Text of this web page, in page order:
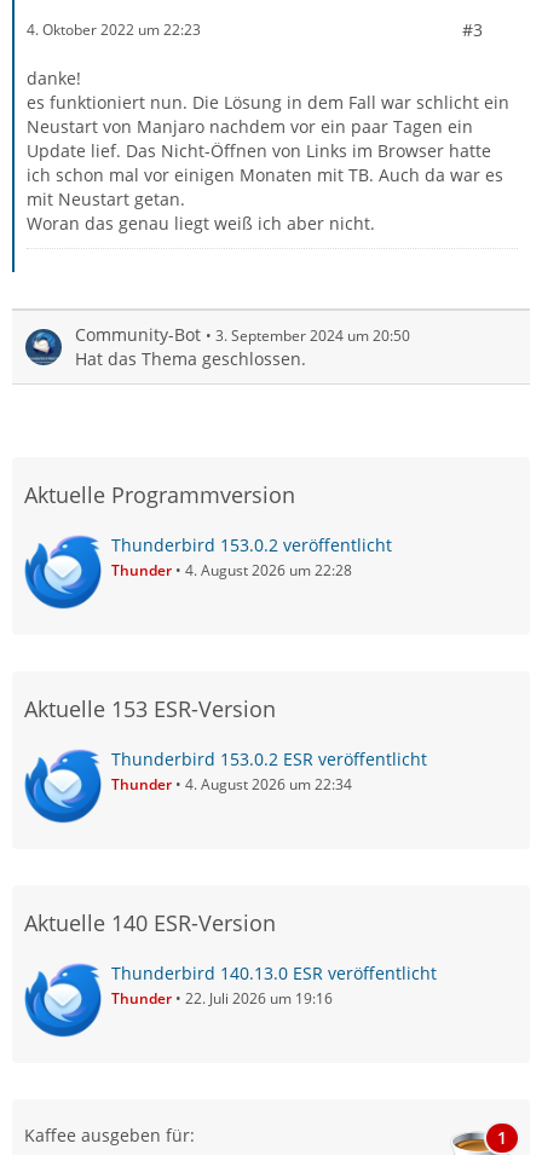
4. Oktober 2022 um 22:23 #3
danke!
es funktioniert nun. Die Lösung in dem Fall war schlicht ein
Neustart von Manjaro nachdem vor ein paar Tagen ein
Update lief. Das Nicht-Öffnen von Links im Browser hatte
ich schon mal vor einigen Monaten mit TB. Auch da war es
mit Neustart getan.
Woran das genau liegt weiß ich aber nicht.
Community-Bot 3. September 2024 um 20:50
Hat das Thema geschlossen.
Aktuelle Programmversion
Thunderbird 153.0.2 veröffentlicht
Thunder 4. August 2026 um 22:28
Aktuelle 153 ESR-Version
Thunderbird 153.0.2 ESR veröffentlicht
Thunder 4. August 2026 um 22:34
Aktuelle 140 ESR-Version
Thunderbird 140.13.0 ESR veröffentlicht
Thunder 22. Juli 2026 um 19:16
Kaffee ausgeben für: 1